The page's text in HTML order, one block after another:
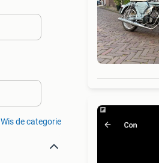
Wis de categorie